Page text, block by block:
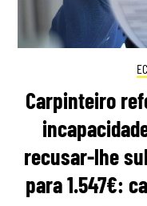
Carpinteiro
recusar-lhe
para 1.547€: